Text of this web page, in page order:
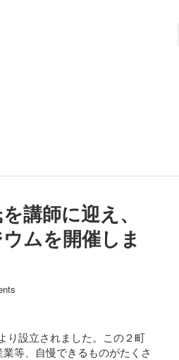
講師に迎え、
ムを開催しま
り設立されました。この２町
等、自慢できるものがたくさ